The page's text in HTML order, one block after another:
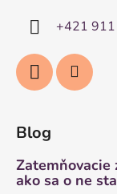
+421
Blog
Zatemňovacie
ako sa o ne